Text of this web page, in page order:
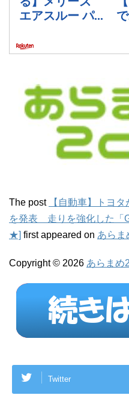
The post
【自動車】トヨ
を発表 走りを強化した「
★] first appeared on あらま
Copyright © 2026 あらまめ
Twitter